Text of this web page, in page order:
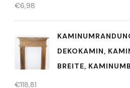
€6,98
DEKOKAMIN,
BREITE,
€118,81